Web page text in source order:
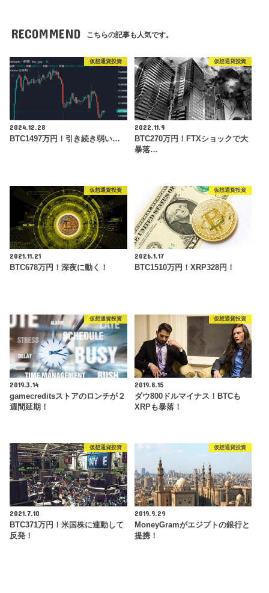
RECOMMEND こちらの記事も人気です。
仮想通貨投資
2024.12.28
BTC1497万円！引き続き弱い…
仮想通貨投資
2022.11.9
BTC270万円！FTXショックで大
暴落…
仮想通貨投資
2021.11.21
BTC678万円！深夜に動く！
仮想通貨投資
2026.1.17
BTC1510万円！XRP328円！
仮想通貨投資
2019.3.14
gamecreditsストアのロンチが２
週間延期！
仮想通貨投資
2019.8.15
ダウ800ドルマイナス！BTCも
XRPも暴落！
仮想通貨投資
2021.7.10
BTC371万円！米国株に連動して
反発！
仮想通貨投資
2019.9.29
MoneyGramがエジプトの銀行と
提携！